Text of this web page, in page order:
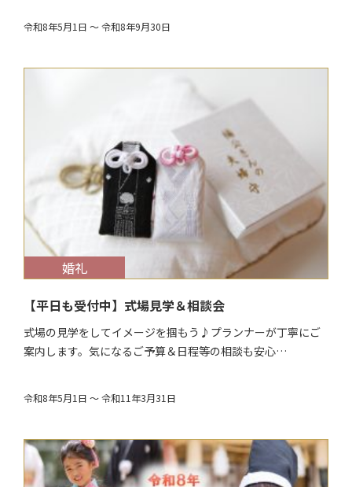
令和8年5月1日 ～ 令和8年9月30日
$target_date
婚礼
【平日も受付中】式場見学＆相談会
式場の見学をしてイメージを掴もう♪プランナーが丁寧にご
案内します。気になるご予算＆日程等の相談も安心…
令和8年5月1日 ～ 令和11年3月31日